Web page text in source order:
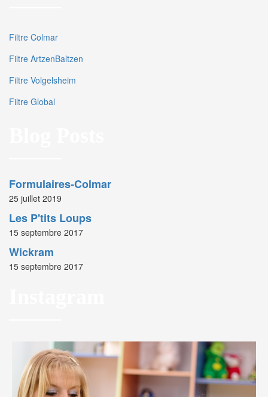
Filtre Colmar
Filtre ArtzenBaltzen
Filtre Volgelsheim
Filtre Global
Formulaires-Colmar
25 juillet 2019
Les P'tits Loups
15 septembre 2017
Wickram
15 septembre 2017